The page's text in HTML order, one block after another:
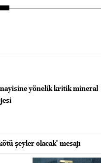
yönelik kritik mineral
şeyler olacak" mesajı